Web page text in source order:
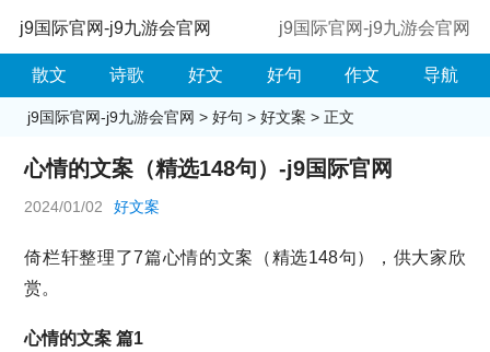
j9国际官网-j9九游会官网 j9国际官网-j9九游会官网
散文 诗歌 好文 好句 作文 导航
j9国际官网-j9九游会官网 > 好句 > 好文案 > 正文
心情的文案（精选148句）-j9国际官网
2024/01/02 好文案
倚栏轩整理了7篇心情的文案（精选148句），供大家欣
赏。
心情的文案 篇1